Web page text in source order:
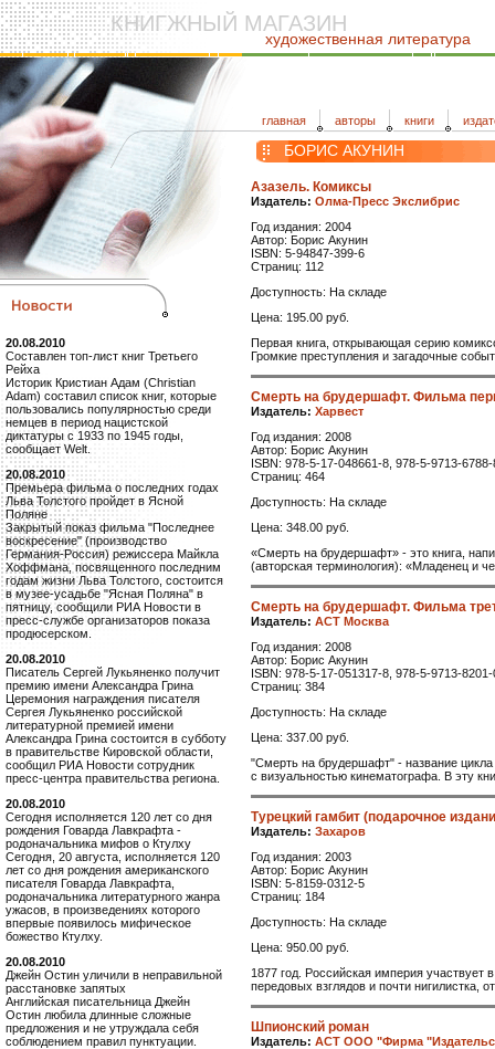
КНИГЖНЫЙ МАГАЗИН
художественная литература
главная авторы книги
20.08.2010
Составлен топ-лист книг Третьего
Рейха
Историк Кристиан Адам (Christian
Adam) составил список книг, которые
пользовались популярностью среди
немцев в период нацистской
диктатуры с 1933 по 1945 годы,
сообщает Welt.
20.08.2010
Премьера фильма о последних годах
Льва Толстого пройдет в Ясной
Поляне
Закрытый показ фильма "Последнее
воскресение" (производство
Германия-Россия) режиссера Майкла
Хоффмана, посвященного последним
годам жизни Льва Толстого, состоится
в музее-усадьбе "Ясная Поляна" в
пятницу, сообщили РИА Новости в
пресс-службе организаторов показа
продюсерском.
20.08.2010
Писатель Сергей Лукьяненко получит
премию имени Александра Грина
Церемония награждения писателя
Сергея Лукьяненко российской
литературной премией имени
Александра Грина состоится в субботу
в правительстве Кировской области,
сообщил РИА Новости сотрудник
пресс-центра правительства региона.
20.08.2010
Сегодня исполняется 120 лет со дня
рождения Говарда Лавкрафта -
родоначальника мифов о Ктулху
Сегодня, 20 августа, исполняется 120
лет со дня рождения американского
писателя Говарда Лавкрафта,
родоначальника литературного жанра
ужасов, в произведениях которого
впервые появилось мифическое
божество Ктулху.
20.08.2010
Джейн Остин уличили в неправильной
расстановке запятых
Английская писательница Джейн
Остин любила длинные сложные
предложения и не утруждала себя
соблюдением правил пунктуации.
БОРИС АКУНИН
Азазель. Комиксы
Издатель: Олма-Пресс Экслибрис
Год издания: 2004
Автор: Борис Акунин
ISBN: 5-94847-399-6
Страниц: 112
Доступность: На складе
Цена: 195.00 руб.
Первая книга, открывающая серию
Громкие преступления и загадочные
Смерть на брудершафт. Фильма
Издатель: Харвест
Год издания: 2008
Автор: Борис Акунин
ISBN: 978-5-17-048661-8, 978-5-9713-
Страниц: 464
Доступность: На складе
Цена: 348.00 руб.
«Смерть на брудершафт» - это книга,
(авторская терминология): «Младенец и
Смерть на брудершафт. Фильма
Издатель: АСТ Москва
Год издания: 2008
Автор: Борис Акунин
ISBN: 978-5-17-051317-8, 978-5-9713-8201-
Страниц: 384
Доступность: На складе
Цена: 337.00 руб.
"Смерть на брудершафт" - название
с визуальностью кинематографа. В эту
Турецкий гамбит (подарочное
Издатель: Захаров
Год издания: 2003
Автор: Борис Акунин
ISBN: 5-8159-0312-5
Страниц: 184
Доступность: На складе
Цена: 950.00 руб.
1877 год. Российская империя
передовых взглядов и почти нигилистка,
Шпионский роман
Издатель: АСТ ООО "Фирма